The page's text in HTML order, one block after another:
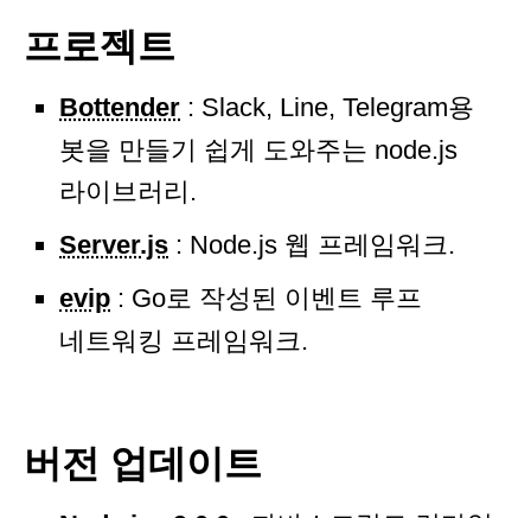
프로젝트
Bottender : Slack, Line, Telegram용
봇을 만들기 쉽게 도와주는 node.js
라이브러리.
Server.js : Node.js 웹 프레임워크.
evip : Go로 작성된 이벤트 루프
네트워킹 프레임워크.
버전 업데이트